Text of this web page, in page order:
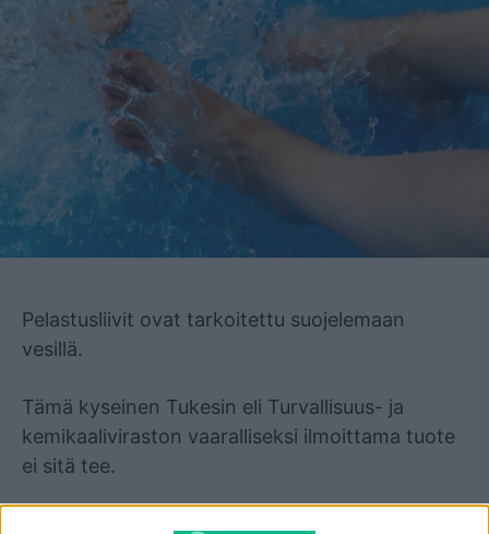
Pelastusliivit ovat tarkoitettu suojelemaan
vesillä.
Tämä kyseinen Tukesin eli Turvallisuus- ja
kemikaaliviraston vaaralliseksi ilmoittama tuote
ei sitä tee.